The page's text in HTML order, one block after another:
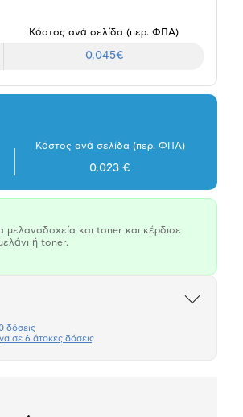
Κόστος ανά σελίδα (περ. ΦΠΑ)
0,045€
Κόστος ανά σελίδα (περ. ΦΠΑ)
0,023 €
και toner και κέρδισε
ή toner.
Άνοιξε
κάρτα
δόσεις
σε 6 άτοκες δόσεις